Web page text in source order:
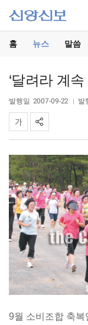
홈 뉴스 말씀
‘달려라 계속
발행일 2007-09-22 발
9월 소비조합 축복